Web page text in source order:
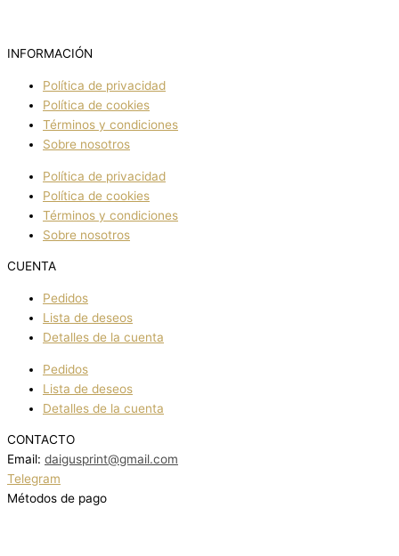
INFORMACIÓN
Política de privacidad
Política de cookies
Términos y condiciones
Sobre nosotros
Política de privacidad
Política de cookies
Términos y condiciones
Sobre nosotros
CUENTA
Pedidos
Lista de deseos
Detalles de la cuenta
Pedidos
Lista de deseos
Detalles de la cuenta
CONTACTO
Email: daigusprint@gmail.com
Telegram
Métodos de pago